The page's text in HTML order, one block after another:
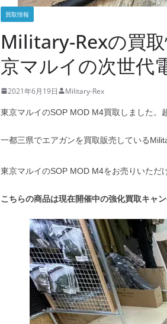
買取情報
Military-Rexの買
京マルイの次世代
2021年6月19日 Military-Rex
東京マルイのSOP MOD M4買取しました。
一都三県でエアガンを買取販売している
東京マルイのSOP MOD M4をお売りいただ
こちらの商品は現在開催中の強化買取キャ